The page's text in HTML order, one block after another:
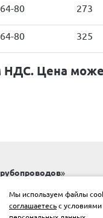
80 273
80 325
Цена
»
Мы используем файлы
соглашаетесьс